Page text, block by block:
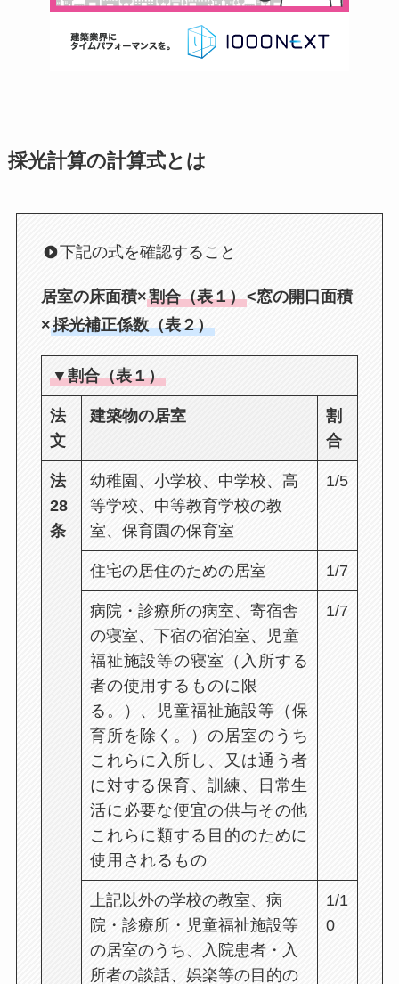
採光計算の計算式とは
下記の式を確認すること
居室の床面積×割合（表１）<窓の開口面積
×採光補正係数（表２）
▼割合（表１）
法
文
建築物の居室
割
合
法
28
条
幼稚園、小学校、中学校、高
等学校、中等教育学校の教
室、保育園の保育室
1/5
住宅の居住のための居室 1/7
病院・診療所の病室、寄宿舎
の寝室、下宿の宿泊室、
児童
福祉施設等の寝室（ 入所する
者の使用するものに限
る。
）、 児童福祉施設等（ 保
育所を除く。
）の居室のうち
これらに入所し、又は通う者
に対する保育、訓練、日常生
活に必要な便宜の供与その他
これらに類する目的のために
使用されるもの
1/7
上記以外の学校の教室、病
院・診療所・児童福祉施設等
の居室のうち、入院患者・入
所者の談話、娯楽等の目的の
1/1
0